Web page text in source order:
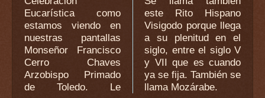
Eucarística como
estamos viendo en
nuestras pantallas
Monseñor Francisco
Cerro Chaves
Arzobispo Primado
de Toledo. Le
este Rito Hispano
Visigodo porque llega
a su plenitud en el
siglo, entre el siglo V
y VII que es cuando
ya se fija. También se
llama Mozárabe.